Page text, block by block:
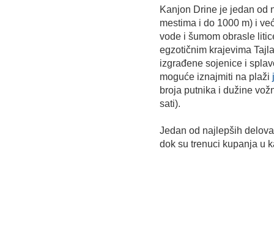
Kanjon Drine je jedan od
mestima i do 1000 m) i
vode i šumom obrasle
egzotičnim krajevima
izgrađene sojenice i
moguće iznajmiti na plaži
broja putnika i dužine
sati).
Jedan od najlepših
dok su trenuci kupanja u